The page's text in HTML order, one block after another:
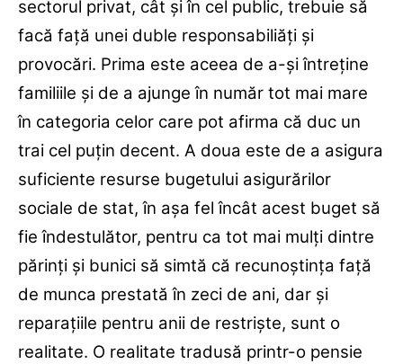
sectorul privat, cât şi în cel public, trebuie să
facă faţă unei duble responsabiliăţi şi
provocări. Prima este aceea de a-şi întreţine
familiile şi de a ajunge în număr tot mai mare
în categoria celor care pot afirma că duc un
trai cel puţin decent. A doua este de a asigura
suficiente resurse bugetului asigurărilor
sociale de stat, în aşa fel încât acest buget să
fie îndestulător, pentru ca tot mai mulţi dintre
părinţi şi bunici să simtă că recunoştinţa faţă
de munca prestată în zeci de ani, dar şi
reparaţiile pentru anii de restrişte, sunt o
realitate. O realitate tradusă printr-o pensie